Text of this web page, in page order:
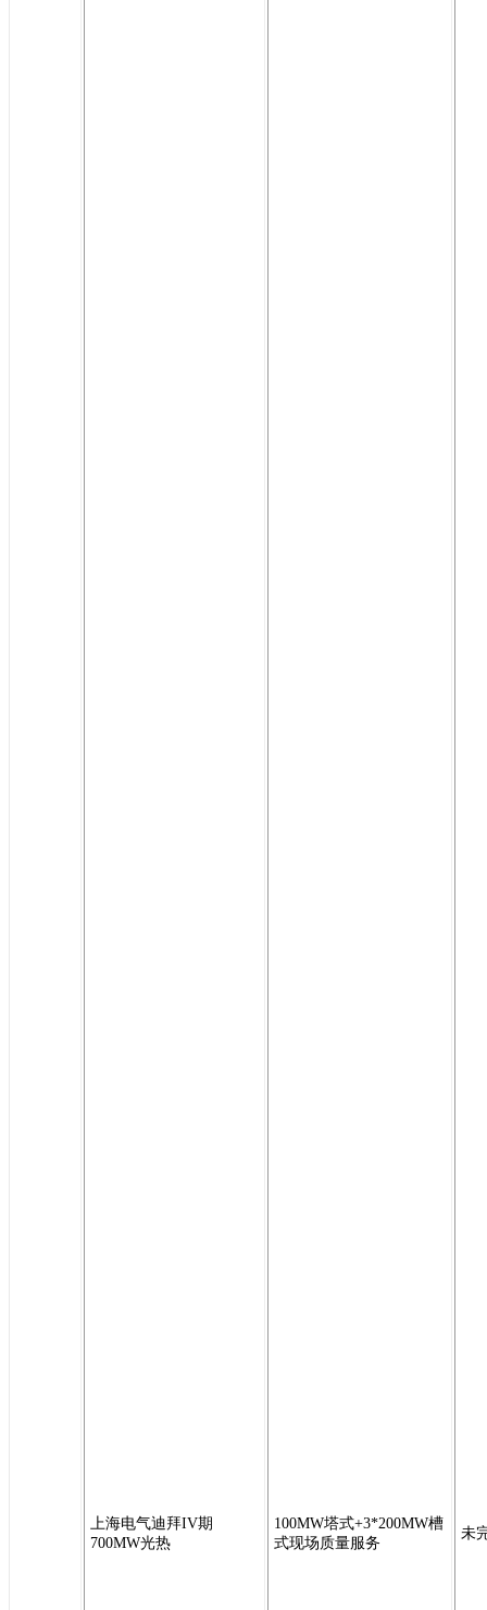
上海电气迪拜IV期
700MW光热
100MW塔式+3*200MW槽
式现场质量服务
未